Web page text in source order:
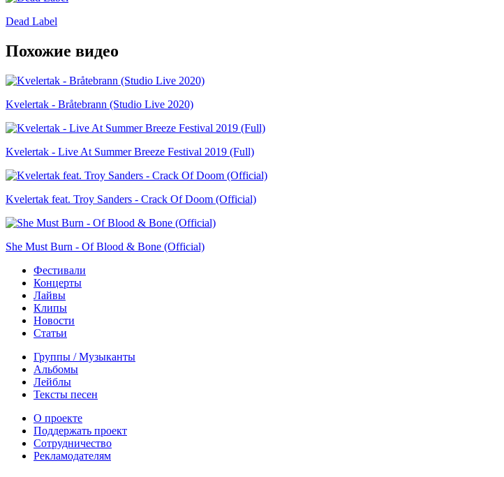
Dead Label
Похожие видео
Kvelertak - Bråtebrann (Studio Live 2020)
Kvelertak - Live At Summer Breeze Festival 2019 (Full)
Kvelertak feat. Troy Sanders - Crack Of Doom (Official)
She Must Burn - Of Blood & Bone (Official)
Фестивали
Концерты
Лайвы
Клипы
Новости
Статьи
Группы / Музыканты
Альбомы
Лейблы
Тексты песен
О проекте
Поддержать проект
Сотрудничество
Рекламодателям